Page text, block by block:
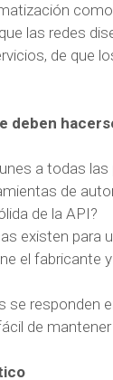
las redes
de que
deben
a todas
de
de la API?
existen para
el fabricante
se responden
de